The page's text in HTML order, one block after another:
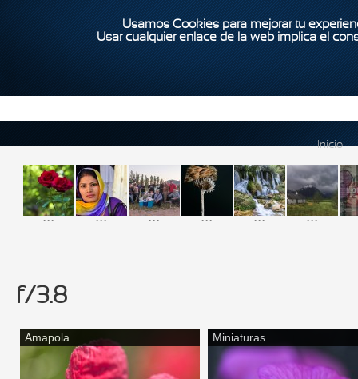
Usamos Cookies para mejorar tu
Usar cualquier enlace de la web implica el
Inicio
... ... ... ... ... ...
f/3.8
Amapola Miniaturas